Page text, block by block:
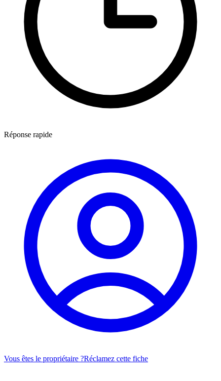
Réponse rapide
Vous êtes le propriétaire ?Réclamez cette fiche